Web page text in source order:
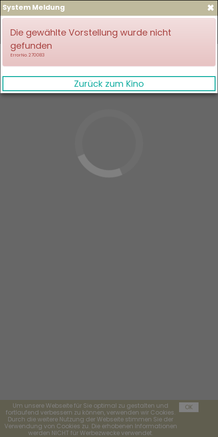
Um unsere Webseite für Sie optimal zu gestalten und
fortlaufend verbessern zu können, verwenden wir Cookies.
Durch die weitere Nutzung der Webseite stimmen Sie der
Verwendung von Cookies zu. Die erhobenen Informationen
werden NICHT für Werbezwecke verwendet.
OK
×
System Meldung
Die gewählte Vorstellung wurde nicht
gefunden
ErrorNo. 270083
Zurück zum Kino